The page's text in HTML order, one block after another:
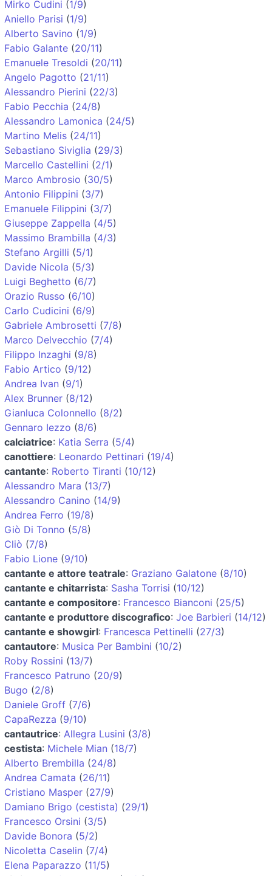
Mirko Cudini (1/9)
Aniello Parisi (1/9)
Alberto Savino (1/9)
Fabio Galante (20/11)
Emanuele Tresoldi (20/11)
Angelo Pagotto (21/11)
Alessandro Pierini (22/3)
Fabio Pecchia (24/8)
Alessandro Lamonica (24/5)
Martino Melis (24/11)
Sebastiano Siviglia (29/3)
Marcello Castellini (2/1)
Marco Ambrosio (30/5)
Antonio Filippini (3/7)
Emanuele Filippini (3/7)
Giuseppe Zappella (4/5)
Massimo Brambilla (4/3)
Stefano Argilli (5/1)
Davide Nicola (5/3)
Luigi Beghetto (6/7)
Orazio Russo (6/10)
Carlo Cudicini (6/9)
Gabriele Ambrosetti (7/8)
Marco Delvecchio (7/4)
Filippo Inzaghi (9/8)
Fabio Artico (9/12)
Andrea Ivan (9/1)
Alex Brunner (8/12)
Gianluca Colonnello (8/2)
Gennaro Iezzo (8/6)
calciatrice: Katia Serra (5/4)
canottiere: Leonardo Pettinari (19/4)
cantante: Roberto Tiranti (10/12)
Alessandro Mara (13/7)
Alessandro Canino (14/9)
Andrea Ferro (19/8)
Giò Di Tonno (5/8)
Cliò (7/8)
Fabio Lione (9/10)
cantante e attore teatrale: Graziano Galatone (8/10)
cantante e chitarrista: Sasha Torrisi (10/12)
cantante e compositore: Francesco Bianconi (25/5)
cantante e produttore discografico: Joe Barbieri (14/12)
cantante e showgirl: Francesca Pettinelli (27/3)
cantautore: Musica Per Bambini (10/2)
Roby Rossini (13/7)
Francesco Patruno (20/9)
Bugo (2/8)
Daniele Groff (7/6)
CapaRezza (9/10)
cantautrice: Allegra Lusini (3/8)
cestista: Michele Mian (18/7)
Alberto Brembilla (24/8)
Andrea Camata (26/11)
Cristiano Masper (27/9)
Damiano Brigo (cestista) (29/1)
Francesco Orsini (3/5)
Davide Bonora (5/2)
Nicoletta Caselin (7/4)
Elena Paparazzo (11/5)